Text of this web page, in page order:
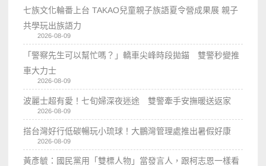
七族文化輪番上台 TAKAO兒童親子族語夏令營成果展 親子
共學玩出族語力
2026-08-09
「警察先生可以幫忙嗎？」轎車尖峰時段拋錨 雙警秒變推
車大力士
2026-08-09
波麗士超有愛！七旬婦深夜迷途 雙警牽手安撫暖送返家
2026-08-09
搭台灣好行低碳暢玩小琉球！大鵬灣管理處推出暑假好康
2026-08-09
黃彥毓：國民黨用「雙標人物」當發言人，跟柯志恩一樣看